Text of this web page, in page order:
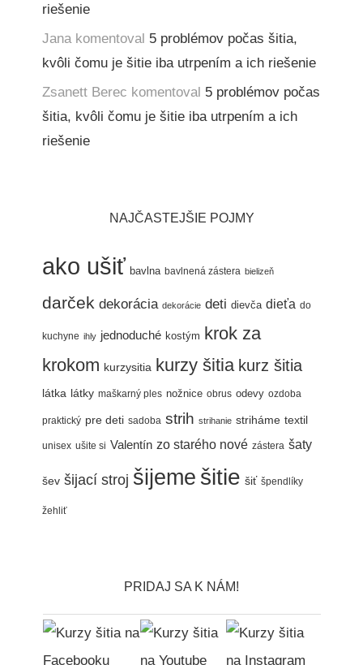
riešenie
Jana komentoval 5 problémov počas šitia,
kvôli čomu je šitie iba utrpením a ich riešenie
Zsanett Berec komentoval 5 problémov počas
šitia, kvôli čomu je šitie iba utrpením a ich
riešenie
NAJČASTEJŠIE POJMY
ako ušiť bavlna bavlnená zástera bielizeň
darček dekorácia dekorácie deti dievča dieťa do
kuchyne ihly jednoduché kostým krok za
krokom kurzysitia kurzy šitia kurz šitia
látka látky maškarný ples nožnice obrus odevy ozdoba
praktický pre deti sadoba strih strihanie striháme textil
unisex ušite si Valentín zo starého nové zástera šaty
šev šijací stroj šijeme šitie šiť špendlíky
žehliť
PRIDAJ SA K NÁM!